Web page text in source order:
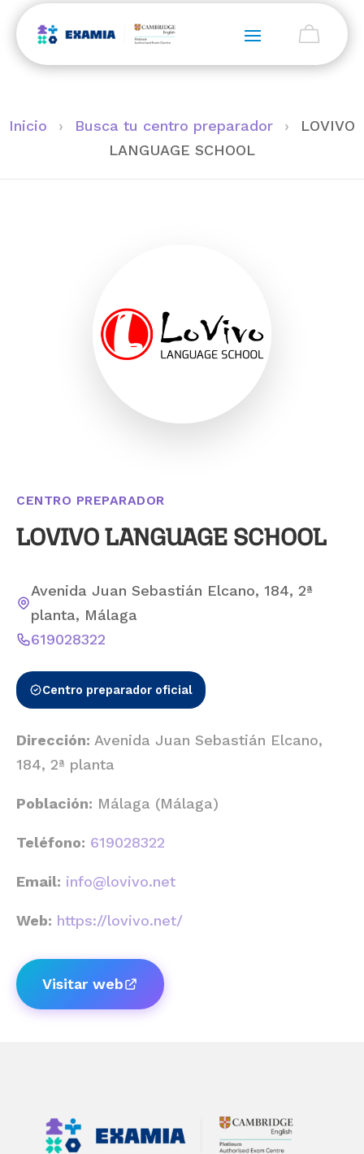
Inicio › Busca tu centro preparador ›
LOVIVO
LANGUAGE SCHOOL
CENTRO PREPARADOR
LOVIVO LANGUAGE SCHOOL
Avenida Juan Sebastián Elcano, 184, 2ª
planta, Málaga
619028322
Centro preparador oficial
Dirección: Avenida Juan Sebastián Elcano,
184, 2ª planta
Población: Málaga (Málaga)
Teléfono: 619028322
Email: info@lovivo.net
Web: https://lovivo.net/
Visitar web